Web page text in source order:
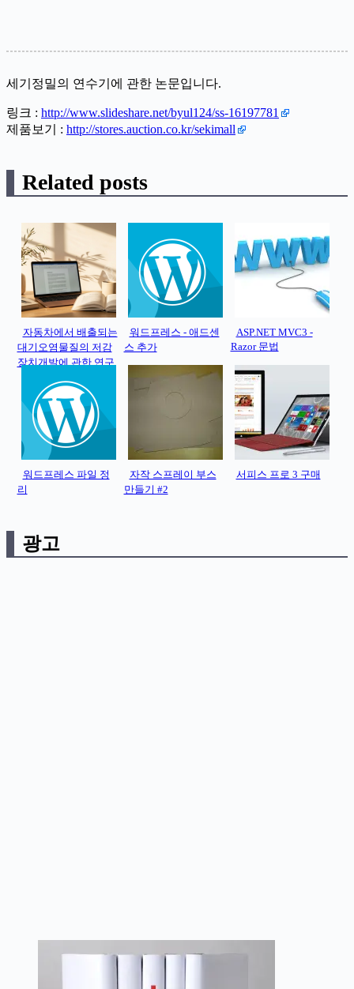
세기정밀의 연수기에 관한 논문입니다.
링크 : http://www.slideshare.net/byul124/ss-16197781
제품보기 : http://stores.auction.co.kr/sekimall
Related posts
자동차에서 배출되는
대기오염물질의 저감
장치개발에 관한 연구
워드프레스 - 애드센
스 추가
ASP.NET MVC3 -
Razor 문법
워드프레스 파일 정
리
자작 스프레이 부스
만들기 #2
서피스 프로 3 구매
광고